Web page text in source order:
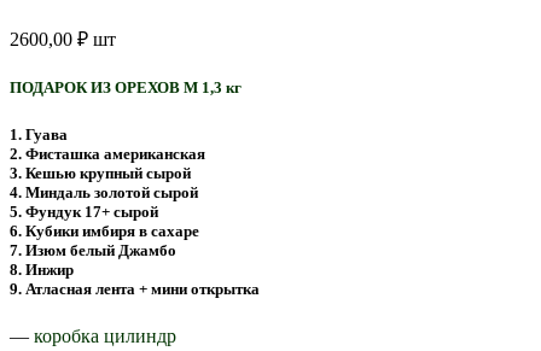
2600,00 ₽ шт
ПОДАРОК ИЗ ОРЕХОВ M 1,3 кг
1. Гуава
2. Фисташка американская
3. Кешью крупный сырой
4. Миндаль золотой сырой
5. Фундук 17+ сырой
6. Кубики имбиря в сахаре
7. Изюм белый Джамбо
8. Инжир
9. Атласная лента + мини открытка
— коробка цилиндр